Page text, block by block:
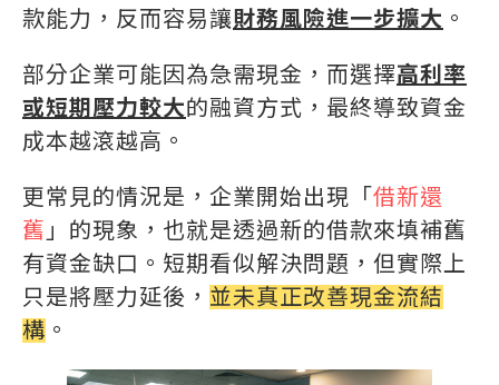
款能力，反而容易讓財務風險進一步擴大 。
部分企業可能因為急需現金，而選擇高利率
或短期壓力較大的融資方式，最終導致資金
成本越滾越高。
更常見的情況是，企業開始出現「 借新還
舊 」的現象，也就是透過新的借款來填補舊
有資金缺口。短期看似解決問題，但實際上
只是將壓力延後， 並未真正改善現金流結
構 。